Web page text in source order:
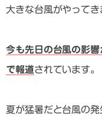
大きな台風がやってき
今も先日の台風の影
で報道されています。
夏が猛暑だと台風の